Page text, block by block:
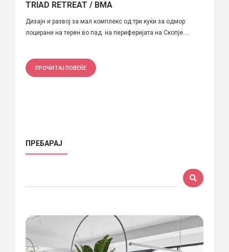
TRIAD RETREAT / BMA
Дизајн и развој за мал комплекс од три куќи за одмор
лоцирани на терен во пад на периферијата на Скопје....
ПРОЧИТАЈ ПОВЕЌЕ
ПРЕБАРАЈ